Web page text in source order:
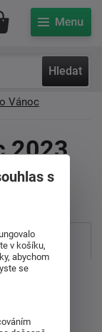
Hledat
Můj účet
Vánoc
2023
Vám při
s
v košíku,
abychom
se